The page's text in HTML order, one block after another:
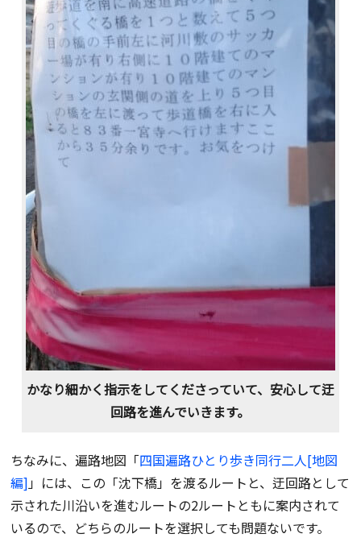
かなり細かく指示をしてくださっていて、安心して迂
回路を進んでいきます。
ちなみに、遍路地図「四国遍路ひとり歩き同行二人[地図
編]」には、この「沈下橋」を渡るルートと、迂回路として
示された川沿いを進むルートの2ルートともに案内されて
いるので、どちらのルートを選択しても問題ないです。